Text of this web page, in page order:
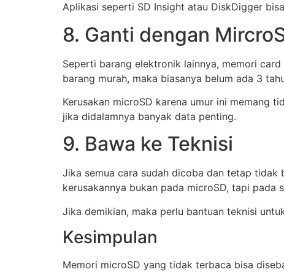
Aplikasi seperti SD Insight atau DiskDigger
8. Ganti dengan
Seperti barang elektronik lainnya, memori
barang murah, maka biasanya belum ada 3
Kerusakan microSD karena umur ini memang
jika didalamnya banyak data penting.
9. Bawa ke Teknisi
Jika semua cara sudah dicoba dan tetap tidak
kerusakannya bukan pada microSD, tapi pada
Jika demikian, maka perlu bantuan teknisi
Kesimpulan
Memori microSD yang tidak terbaca bisa